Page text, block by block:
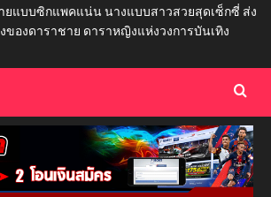
ยแบบซิกแพคแน่น นางแบบสาวสวยสุดเซ็กซี่ ส่ง
ของดาราชาย ดาราหญิงแห่งวงการบันเทิง